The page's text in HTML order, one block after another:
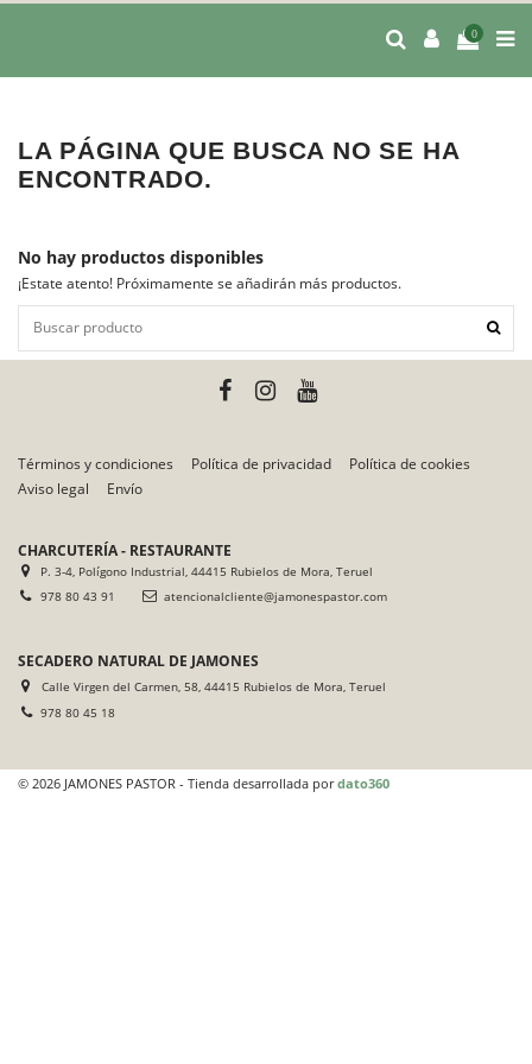
0
LA PÁGINA QUE BUSCA NO SE HA
ENCONTRADO.
No hay productos disponibles
¡Estate atento! Próximamente se añadirán más productos.
Términos y condiciones Política de privacidad
Política de cookies
Aviso legal
Envío
CHARCUTERÍA - RESTAURANTE
P. 3-4, Polígono Industrial, 44415 Rubielos de Mora, Teruel
978 80 43 91
atencionalcliente@jamonespastor.com
SECADERO NATURAL DE JAMONES
Calle Virgen del Carmen, 58, 44415 Rubielos de Mora, Teruel
978 80 45 18
© 2026 JAMONES PASTOR - Tienda desarrollada por dato360